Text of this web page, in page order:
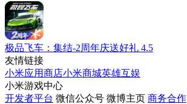
极品飞车：集结-2周年庆送好礼 4.5
友情链接
小米应用商店小米商城英雄互娱
小米游戏中心
开发者平台 微信公众号 微博主页 商务合作